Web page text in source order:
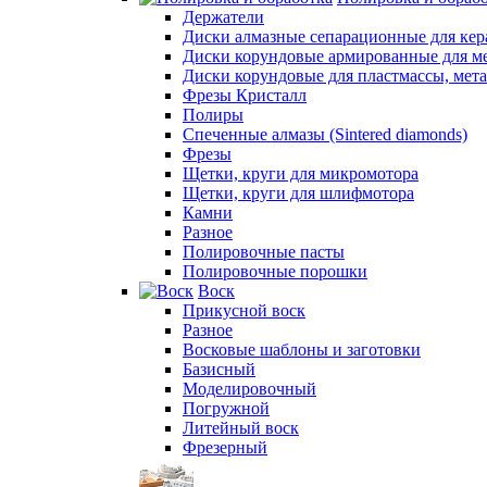
Держатели
Диски алмазные сепарационные для
Диски корундовые армированные для
Диски корундовые для пластмассы,
Фрезы Кристалл
Полиры
Спеченные алмазы (Sintered diamonds)
Фрезы
Щетки, круги для микромотора
Щетки, круги для шлифмотора
Камни
Разное
Полировочные пасты
Полировочные порошки
Воск
Прикусной воск
Разное
Восковые шаблоны и заготовки
Базисный
Моделировочный
Погружной
Литейный воск
Фрезерный